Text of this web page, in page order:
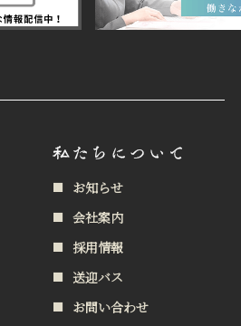
お知らせ
会社案内
採用情報
送迎バス
お問い合わせ